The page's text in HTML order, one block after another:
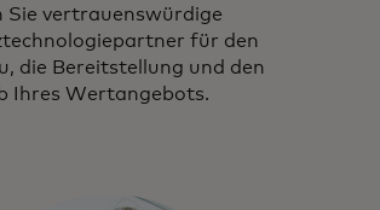
Sie vertrauenswürdige
für den
die Bereitstellung und den
Ihres Wertangebots.